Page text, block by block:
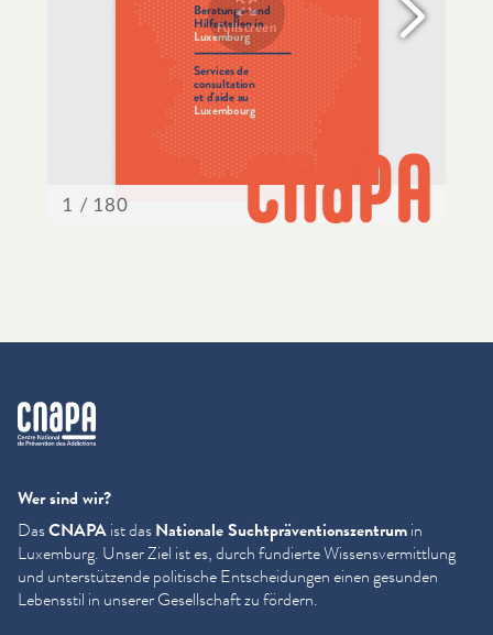
cnapa
Wer sind wir?
DasCNAPAist dasNationale Sucht­präven­tion­szen­trumin
Luxemburg. Unser Ziel ist es, durch fundierte Wis­sensver­mit­tlung
und unter­stützende politische Entschei­dun­gen einen gesunden
Lebensstil in unserer Gesellschaft zu fördern.